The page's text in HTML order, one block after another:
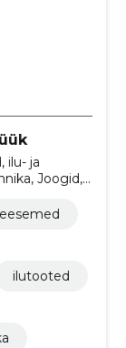
ilu- ja
Joogid,
ilutooted